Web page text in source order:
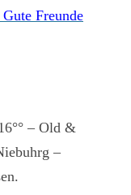
Freunde
– Old &
–